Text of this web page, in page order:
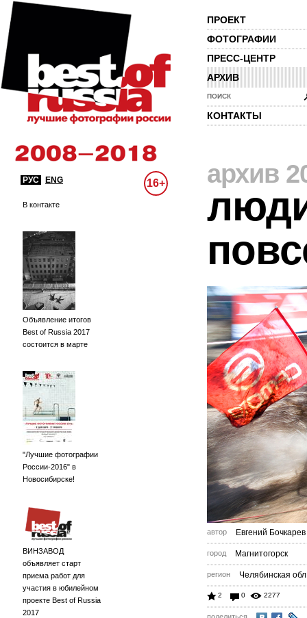
ПРОЕКТ
ФОТОГРАФИИ
ПРЕСС-ЦЕНТР
АРХИВ
ПОИСК
КОНТАКТЫ
РУС ENG 16+
В контакте
Объявление итогов
Best of Russia 2017
состоится в марте
"Лучшие фотографии
России-2016" в
Новосибирске!
ВИНЗАВОД
объявляет старт
приема работ для
участия в юбилейном
проекте Best of Russia
2017
архив
автор Евгений Бочкарев
город Магнитогорск
регион Челябинская
2 0 2277